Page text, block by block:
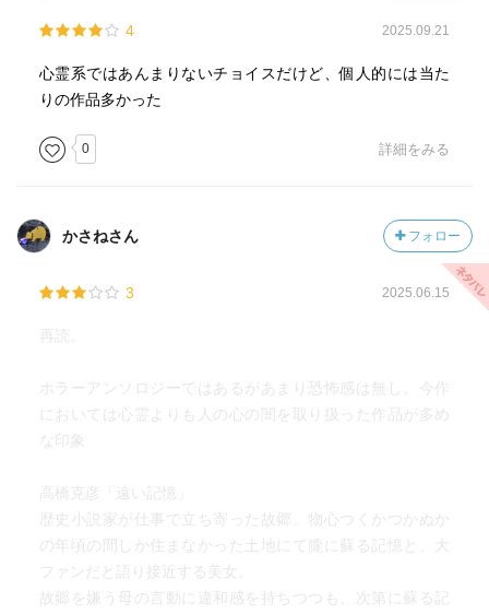
4 2025.09.21
心霊系ではあんまりないチョイスだけど、個人的には当た
りの作品多かった
0 詳細をみる
かさねさん フォロー
3 2025.06.15
再読。
ホラーアンソロジーではあるがあまり恐怖感は無し。今作
においては心霊よりも人の心の闇を取り扱った作品が多め
な印象
高橋克彦「遠い記憶」
歴史小説家が仕事で立ち寄った故郷。物心つくかつかぬか
の年頃の間しか住まなかった土地にて朧に蘇る記憶と、大
ファンだと語り接近する美女。
故郷を嫌う母の言動に違和感を持ちつつも、次第に蘇る記